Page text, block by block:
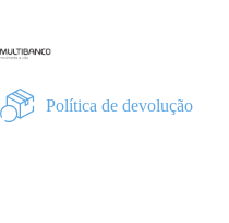
Política de devolução